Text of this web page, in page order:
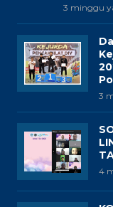
3 minggu
3
4